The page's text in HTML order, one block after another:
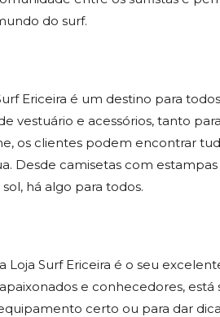
do surf.
Ericeira é um destino para
vestuário e acessórios, tanto
os clientes podem encontrar
Desde camisetas com estampas
há algo para todos.
Surf Ericeira é o seu
e conhecedores,
certo ou para dar